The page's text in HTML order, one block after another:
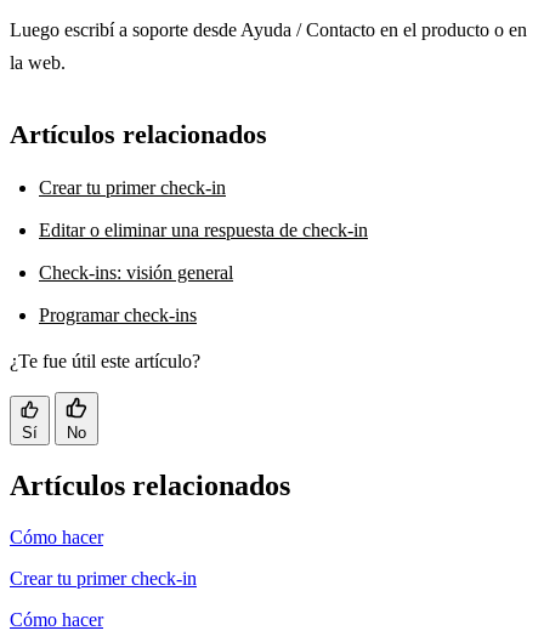
Luego escribí a soporte desde Ayuda / Contacto en el producto o en
la web.
Artículos relacionados
Crear tu primer check-in
Editar o eliminar una respuesta de check-in
Check-ins: visión general
Programar check-ins
¿Te fue útil este artículo?
Sí No
Artículos relacionados
Cómo hacer
Crear tu primer check-in
Cómo hacer